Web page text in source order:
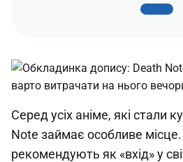
Серед усіх аніме, які стали
Note займає особливе
рекомендують як «вхід» у